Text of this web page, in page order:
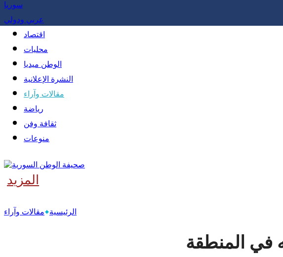
سوريا
عربي ودولي
اقتصاد
محليات
الوطن ميديا
النشرة الإعلانية
مقالات وآراء
رياضة
ثقافة وفن
منوعات
المزيد
الأخبار:‬ الرئيسية مقالات وآراء
في المنطقة